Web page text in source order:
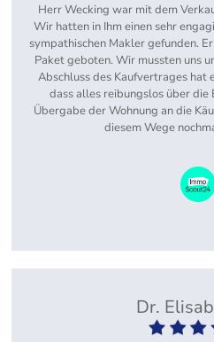
Herr Wecking war mit dem
Wir hatten in Ihm einen sehr
sympathischen Makler gefunden.
Paket geboten. Wir mussten uns
Abschluss des Kaufvertrages hat
dass alles reibungslos über
Übergabe der Wohnung an die
diesem Wege
Dr.